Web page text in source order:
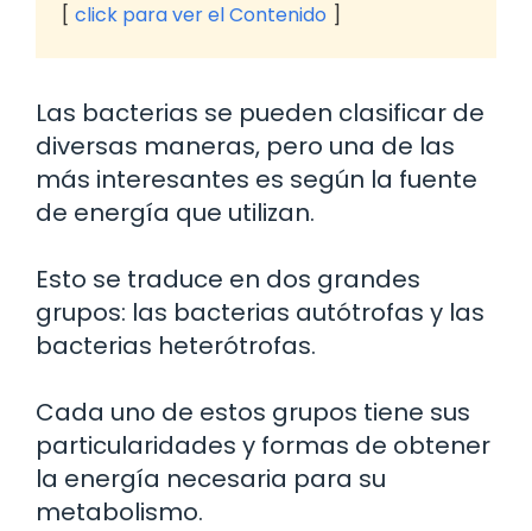
click para ver el Contenido
Las bacterias se pueden clasificar de
diversas maneras, pero una de las
más interesantes es según la fuente
de energía que utilizan.
Esto se traduce en dos grandes
grupos: las bacterias autótrofas y las
bacterias heterótrofas.
Cada uno de estos grupos tiene sus
particularidades y formas de obtener
la energía necesaria para su
metabolismo.